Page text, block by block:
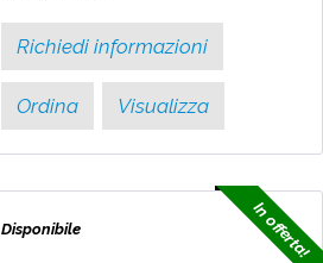
Richiedi informazioni
Ordina Visualizza
In offerta!
Disponibile